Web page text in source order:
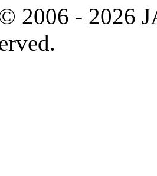
2006 - 2026